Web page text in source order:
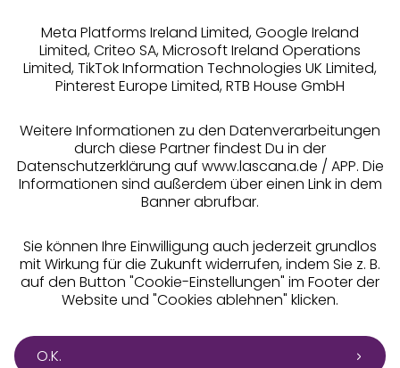
Alle Preise inkl. MwSt., zzgl.
Versandkosten
Meta Platforms Ireland Limited, Google Ireland
Limited, Criteo SA, Microsoft Ireland Operations
Limited, TikTok Information Technologies UK Limited,
Pinterest Europe Limited, RTB House GmbH
Weitere Informationen zu den Datenverarbeitungen
durch diese Partner findest Du in der
Datenschutzerklärung auf www.lascana.de / APP. Die
Informationen sind außerdem über einen Link in dem
Banner abrufbar.
Sie können Ihre Einwilligung auch jederzeit grundlos
mit Wirkung für die Zukunft widerrufen, indem Sie z. B.
auf den Button "Cookie-Einstellungen" im Footer der
Website und "Cookies ablehnen" klicken.
O.K.